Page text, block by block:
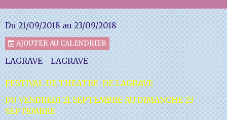
Vidéos
Album
Agenda
Sondages
Du 21/09/2018 au 23/09/2018
AJOUTER AU CALENDRIER
LAGRAVE - LAGRAVE
FESTIVAL DE THEATRE DE LAGRAVE
DU VENDREDI 21 SEPTEMBRE AU DIMANCHE 23
SEPTEMBRE